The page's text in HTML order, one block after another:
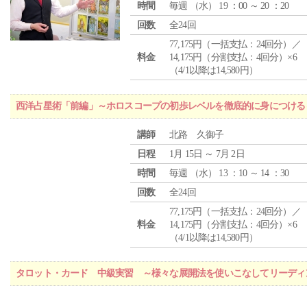
時間
毎週 （水） 19 ：00 ～ 20 ：20
回数
全24回
料金
77,175円（一括支払：24回分）／
14,175円（分割支払：4回分）×6
（4/1以降は14,580円）
西洋占星術「前編」～ホロスコープの初歩レベルを徹底的に身につける
講師
北路 久御子
日程
1月 15日 ～ 7月 2日
時間
毎週 （水） 13 ：10 ～ 14 ：30
回数
全24回
料金
77,175円（一括支払：24回分）／
14,175円（分割支払：4回分）×6
（4/1以降は14,580円）
タロット・カード 中級実習 ～様々な展開法を使いこなしてリーディ